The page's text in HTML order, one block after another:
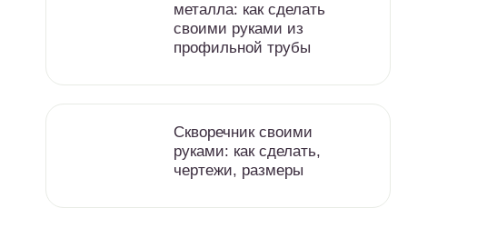
металла: как сделать
своими руками из
профильной трубы
Скворечник своими
руками: как сделать,
чертежи, размеры